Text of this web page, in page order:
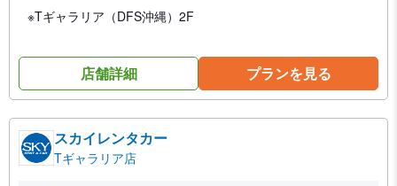
※Tギャラリア（DFS沖縄）2F
店舗詳細 プランを見る
スカイレンタカー
Tギャラリア店